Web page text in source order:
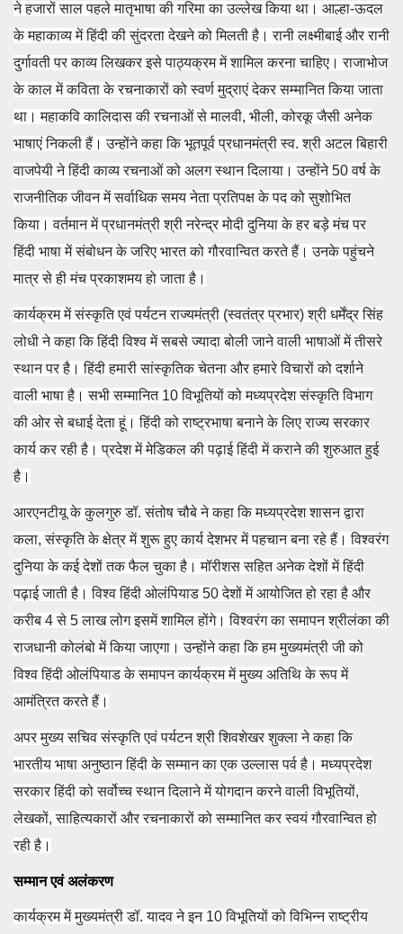
ने हजारों साल पहले मातृभाषा की गरिमा का उल्लेख किया था। आल्हा-ऊदल
के महाकाव्य में हिंदी की सुंदरता देखने को मिलती है। रानी लक्ष्मीबाई और रानी
दुर्गावती पर काव्य लिखकर इसे पाठ्यक्रम में शामिल करना चाहिए। राजाभोज
के काल में कविता के रचनाकारों को स्वर्ण मुद्राएं देकर सम्मानित किया जाता
था। महाकवि कालिदास की रचनाओं से मालवी, भीली, कोरकू जैसी अनेक
भाषाएं निकली हैं। उन्होंने कहा कि भूतपूर्व प्रधानमंत्री स्व. श्री अटल बिहारी
वाजपेयी ने हिंदी काव्य रचनाओं को अलग स्थान दिलाया। उन्होंने 50 वर्ष के
राजनीतिक जीवन में सर्वाधिक समय नेता प्रतिपक्ष के पद को सुशोभित
किया। वर्तमान में प्रधानमंत्री श्री नरेन्द्र मोदी दुनिया के हर बड़े मंच पर
हिंदी भाषा में संबोधन के जरिए भारत को गौरवान्वित करते हैं। उनके पहुंचने
मात्र से ही मंच प्रकाशमय हो जाता है।
कार्यक्रम में संस्‍कृति एवं पर्यटन राज्‍यमंत्री (स्‍वतंत्र प्रभार) श्री धर्मेंद्र सिंह
लोधी ने कहा कि हिंदी विश्व में सबसे ज्यादा बोली जाने वाली भाषाओं में तीसरे
स्थान पर है। हिंदी हमारी सांस्कृतिक चेतना और हमारे विचारों को दर्शाने
वाली भाषा है। सभी सम्मानित 10 विभूतियों को मध्यप्रदेश संस्कृति विभाग
की ओर से बधाई देता हूं। हिंदी को राष्ट्रभाषा बनाने के लिए राज्य सरकार
कार्य कर रही है। प्रदेश में मेडिकल की पढ़ाई हिंदी में कराने की शुरुआत हुई
है।
आरएनटीयू के कुलगुरु डॉ. संतोष चौबे ने कहा कि मध्यप्रदेश शासन द्वारा
कला, संस्कृति के क्षेत्र में शुरू हुए कार्य देशभर में पहचान बना रहे हैं। विश्वरंग
दुनिया के कई देशों तक फैल चुका है। मॉरीशस सहित अनेक देशों में हिंदी
पढ़ाई जाती है। विश्व हिंदी ओलंपियाड 50 देशों में आयोजित हो रहा है और
करीब 4 से 5 लाख लोग इसमें शामिल होंगे। विश्वरंग का समापन श्रीलंका की
राजधानी कोलंबो में किया जाएगा। उन्होंने कहा कि हम मुख्यमंत्री जी को
विश्व हिंदी ओलंपियाड के समापन कार्यक्रम में मुख्य अतिथि के रूप में
आमंत्रित करते हैं।
अपर मुख्य सचिव संस्कृति एवं पर्यटन श्री शिवशेखर शुक्ला ने कहा कि
भारतीय भाषा अनुष्ठान हिंदी के सम्मान का एक उल्लास पर्व है। मध्यप्रदेश
सरकार हिंदी को सर्वोच्च स्थान दिलाने में योगदान करने वाली विभूतियों,
लेखकों, साहित्यकारों और रचनाकारों को सम्मानित कर स्वयं गौरवान्वित हो
रही है।
सम्मान एवं अलंकरण
कार्यक्रम में मुख्यमंत्री डॉ. यादव ने इन 10 विभूतियों को विभिन्न राष्ट्रीय